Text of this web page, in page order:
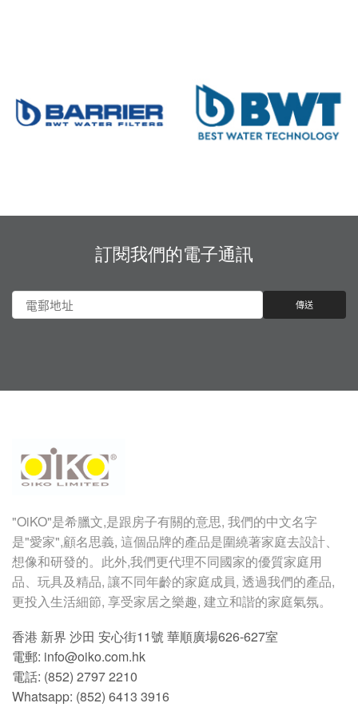
訂閱我們的電子通訊
"OiKO"是希臘文,是跟房子有關的意思, 我們的中文名字
是"愛家",顧名思義, 這個品牌的產品是圍繞著家庭去設計、
想像和研發的。此外,我們更代理不同國家的優質家庭用
品、玩具及精品, 讓不同年齡的家庭成員, 透過我們的產品,
更投入生活細節, 享受家居之樂趣, 建立和諧的家庭氣氛。
香港 新界 沙田 安心街11號 華順廣場626-627室
電郵: info@oiko.com.hk
電話: (852) 2797 2210
Whatsapp: (852) 6413 3916